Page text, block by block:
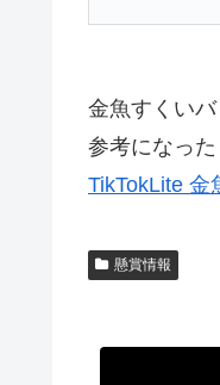
金魚すくい
参考になっ
TikTokLite 金
懸賞情報